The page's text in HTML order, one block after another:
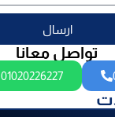
ارسال
تواصل معانا
01020226227